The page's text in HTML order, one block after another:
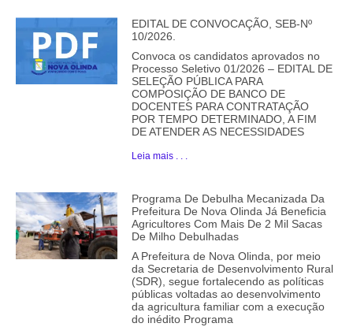
EDITAL DE CONVOCAÇÃO, SEB-Nº
10/2026.
Convoca os candidatos aprovados no
Processo Seletivo 01/2026 – EDITAL DE
SELEÇÃO PÚBLICA PARA
COMPOSIÇÃO DE BANCO DE
DOCENTES PARA CONTRATAÇÃO
POR TEMPO DETERMINADO, A FIM
DE ATENDER AS NECESSIDADES
Leia mais . . .
Programa De Debulha Mecanizada Da
Prefeitura De Nova Olinda Já Beneficia
Agricultores Com Mais De 2 Mil Sacas
De Milho Debulhadas
A Prefeitura de Nova Olinda, por meio
da Secretaria de Desenvolvimento Rural
(SDR), segue fortalecendo as políticas
públicas voltadas ao desenvolvimento
da agricultura familiar com a execução
do inédito Programa